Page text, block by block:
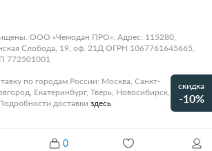
0
B|Y ULISSE B1Y08432.171
ООО «Чемодан ПРО». Адрес: 115280,
Слобода, 19, оф. 21Д ОГРН 1067761645665,
772501001
по городам России: Москва, Санкт-
Екатеринбург, Тверь, Новосибирск,
доставки здесь
скидка
-10%